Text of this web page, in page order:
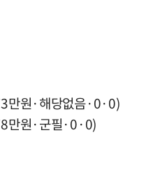
원·해당없음·0·0)
원·군필·0·0)